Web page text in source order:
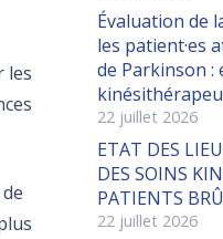
les
Évaluation de
les patient·es
de Parkinson :
22 juillet 2026
ETAT DES
DES SOINS
PATIENTS
22 juillet 2026